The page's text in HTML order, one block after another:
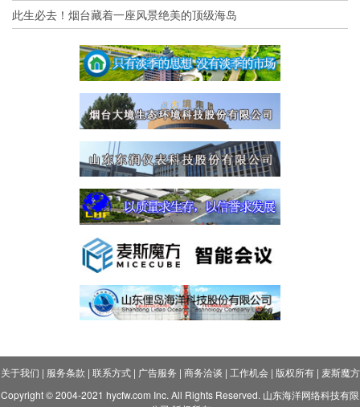
此生必去！烟台藏着一座风景绝美的顶级海岛
关于我们 | 服务条款 | 联系方式| 广告服务 | 商务洽谈 | 工作机会| 版权所有| 麦斯魔方
Copyright © 2004-2021 hycfw.com Inc. All Rights Reserved. 山东海洋网络科技有限